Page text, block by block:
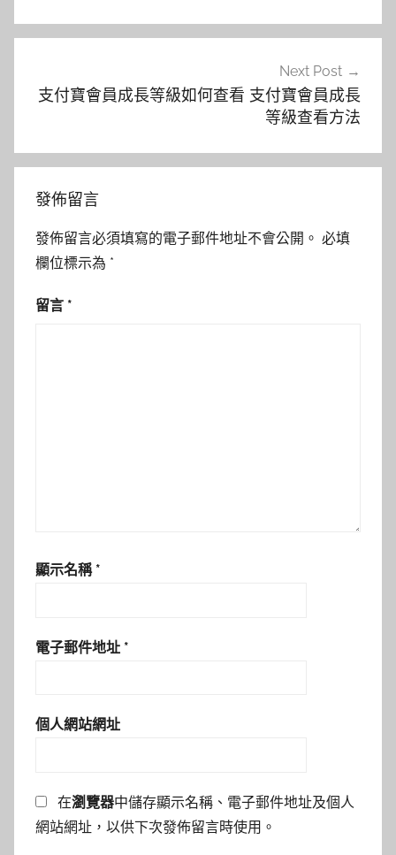
覽
Next Post
支付寶會員成長等級如何查看 支付寶會員成長
等級查看方法
發佈留言
發佈留言必須填寫的電子郵件地址不會公開。 必填
欄位標示為 *
留言 *
顯示名稱 *
電子郵件地址 *
個人網站網址
在瀏覽器中儲存顯示名稱、電子郵件地址及個人
網站網址，以供下次發佈留言時使用。